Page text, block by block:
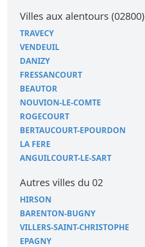
Villes aux alentours (02800)
TRAVECY
VENDEUIL
DANIZY
FRESSANCOURT
BEAUTOR
NOUVION-LE-COMTE
ROGECOURT
BERTAUCOURT-EPOURDON
LA FERE
ANGUILCOURT-LE-SART
Autres villes du 02
HIRSON
BARENTON-BUGNY
VILLERS-SAINT-CHRISTOPHE
EPAGNY